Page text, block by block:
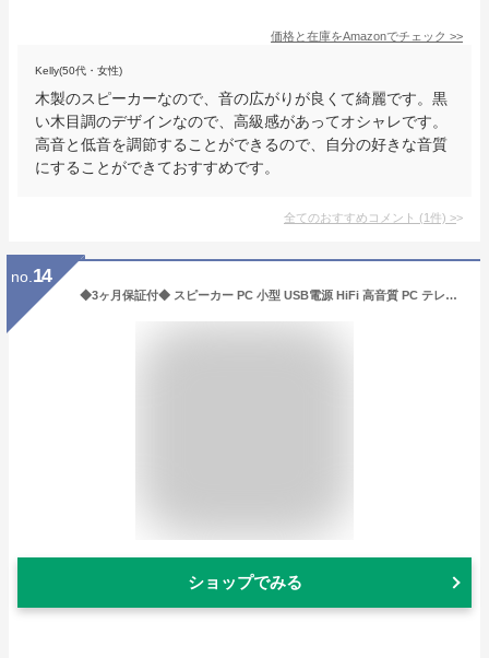
価格と在庫をAmazonでチェック >>
Kelly(50代・女性)
木製のスピーカーなので、音の広がりが良くて綺麗です。黒
い木目調のデザインなので、高級感があってオシャレです。
高音と低音を調節することができるので、自分の好きな音質
にすることができておすすめです。
全てのおすすめコメント (1件) >
no. 14
◆3ヶ月保証付◆ スピーカー PC 小型 USB電源 HiFi 高音質 PC テレビ タブレット スマホ PC用 2chステレオ 重低音 USBスピーカー (管理S) 送料無料【SK12196】
ショップでみる